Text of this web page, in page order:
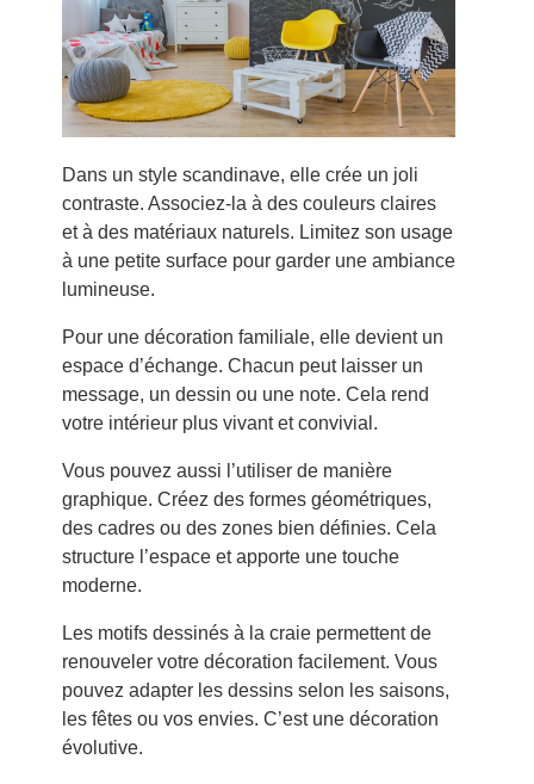
Dans un style scandinave, elle crée un joli
contraste. Associez-la à des couleurs claires
et à des matériaux naturels. Limitez son usage
à une petite surface pour garder une ambiance
lumineuse.
Pour une décoration familiale, elle devient un
espace d’échange. Chacun peut laisser un
message, un dessin ou une note. Cela rend
votre intérieur plus vivant et convivial.
Vous pouvez aussi l’utiliser de manière
graphique. Créez des formes géométriques,
des cadres ou des zones bien définies. Cela
structure l’espace et apporte une touche
moderne.
Les motifs dessinés à la craie permettent de
renouveler votre décoration facilement. Vous
pouvez adapter les dessins selon les saisons,
les fêtes ou vos envies. C’est une décoration
évolutive.